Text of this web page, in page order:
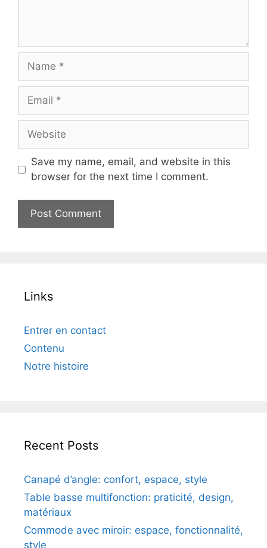
Name
Email
Website
Save my name, email, and website in this
browser for the next time I comment.
Links
Entrer en contact
Contenu
Notre histoire
Recent Posts
Canapé d’angle: confort, espace, style
Table basse multifonction: praticité, design,
matériaux
Commode avec miroir: espace, fonctionnalité,
style